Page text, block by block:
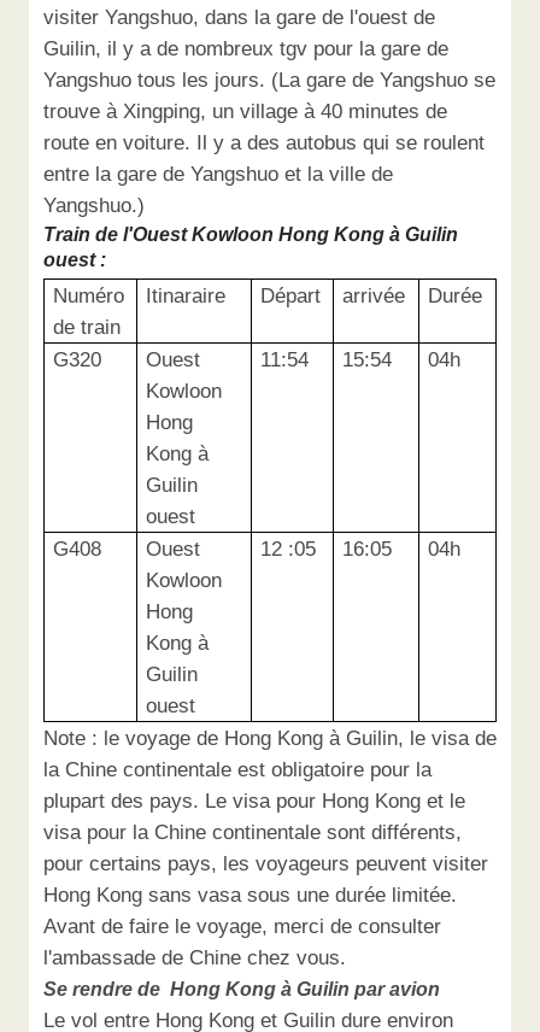
visiter Yangshuo, dans la gare de l'ouest de
Guilin, il y a de nombreux tgv pour la gare de
Yangshuo tous les jours. (La gare de Yangshuo se
trouve à Xingping, un village à 40 minutes de
route en voiture. Il y a des autobus qui se roulent
entre la gare de Yangshuo et la ville de
Yangshuo.)
Train de l'Ouest Kowloon Hong Kong à Guilin
ouest :
Numéro
de train
Itinaraire Départ arrivée Durée
G320
Ouest
Kowloon
Hong
Kong à
Guilin
ouest
11:54 15:54 04h
G408
Ouest
Kowloon
Hong
Kong à
Guilin
ouest
12 :05 16:05 04h
Note : le voyage de Hong Kong à Guilin, le visa de
la Chine continentale est obligatoire pour la
plupart des pays. Le visa pour Hong Kong et le
visa pour la Chine continentale sont différents,
pour certains pays, les voyageurs peuvent visiter
Hong Kong sans vasa sous une durée limitée.
Avant de faire le voyage, merci de consulter
l'ambassade de Chine chez vous.
Se rendre de Hong Kong à Guilin par avion
Le vol entre Hong Kong et Guilin dure environ